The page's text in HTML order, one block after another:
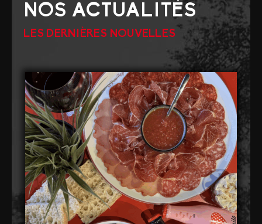
NOS ACTUALITÉS
LES DERNIÈRES NOUVELLES